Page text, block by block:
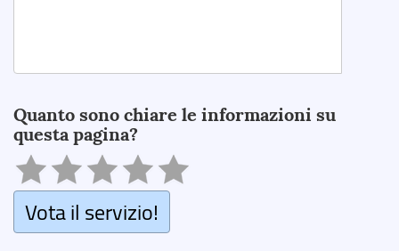
Quanto sono chiare le informazioni su
questa pagina?
Vota il servizio!